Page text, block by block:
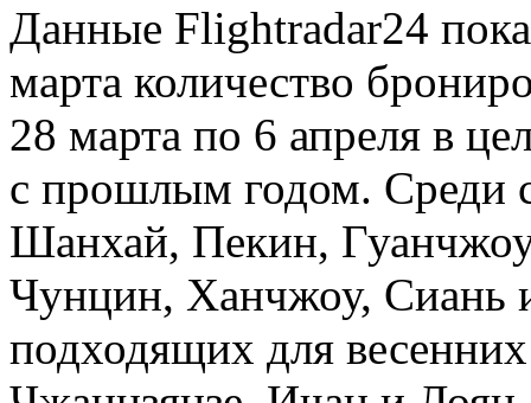
Данные Flightradar24
марта количество
28 марта по 6 апреля в
с прошлым годом. Среди
Шанхай, Пекин,
Чунцин, Ханчжоу, Сиань
подходящих для